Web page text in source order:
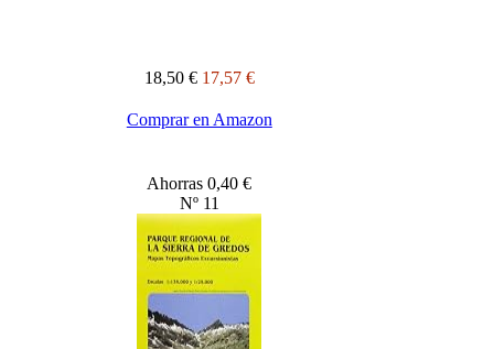
18,50 € 17,57 €
Comprar en Amazon
Ahorras 0,40 €
Nº 11